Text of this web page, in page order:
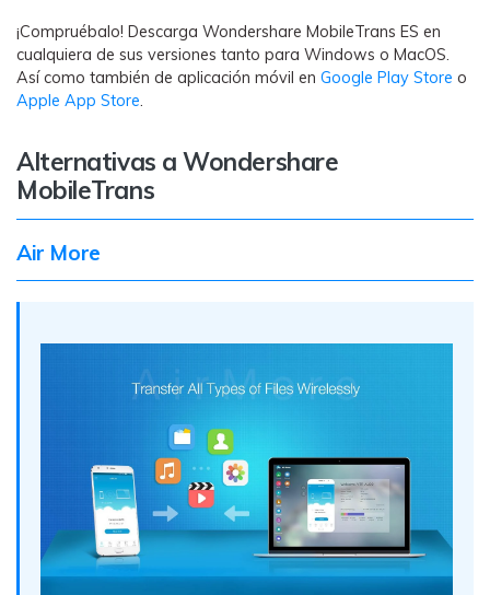
¡Compruébalo! Descarga Wondershare MobileTrans ES en
cualquiera de sus versiones tanto para Windows o MacOS.
Así como también de aplicación móvil en Google Play Store o
Apple App Store.
Alternativas a Wondershare
MobileTrans
Air More